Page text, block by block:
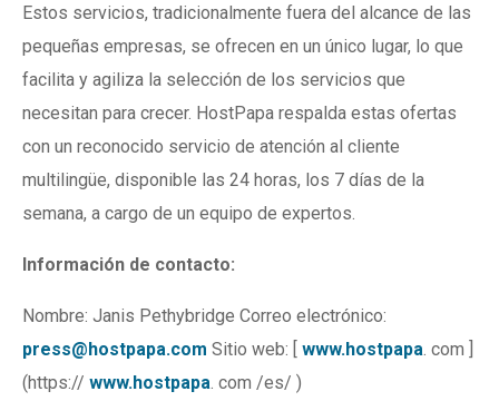
Estos servicios, tradicionalmente fuera del alcance de las
pequeñas empresas, se ofrecen en un único lugar, lo que
facilita y agiliza la selección de los servicios que
necesitan para crecer. HostPapa respalda estas ofertas
con un reconocido servicio de atención al cliente
multilingüe, disponible las 24 horas, los 7 días de la
semana, a cargo de un equipo de expertos.
Información de contacto:
Nombre: Janis Pethybridge Correo electrónico:
press@hostpapa.com Sitio web: [ www.hostpapa. com ]
(https:// www.hostpapa. com /es/ )